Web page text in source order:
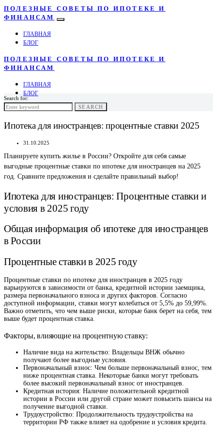
ПОЛЕЗНЫЕ СОВЕТЫ ПО ИПОТЕКЕ И
ФИНАНСАМ
ГЛАВНАЯ
БЛОГ
ПОЛЕЗНЫЕ СОВЕТЫ ПО ИПОТЕКЕ И
ФИНАНСАМ
ГЛАВНАЯ
БЛОГ
Search for:
SEARCH
Ипотека для иностранцев: процентные ставки 2025
31.10.2025
Планируете купить жилье в России? Откройте для себя самые
выгодные процентные ставки по ипотеке для иностранцев на 2025
год. Сравните предложения и сделайте правильный выбор!
Ипотека для иностранцев: Процентные ставки и
условия в 2025 году
Общая информация об ипотеке для иностранцев
в России
Процентные ставки в 2025 году
Процентные ставки по ипотеке для иностранцев в 2025 году
варьируются в зависимости от банка, кредитной истории заемщика,
размера первоначального взноса и других факторов. Согласно
доступной информации, ставки могут колебаться от 5,5% до 59,99%.
Важно отметить, что чем выше риски, которые банк берет на себя, тем
выше будет процентная ставка.
Факторы, влияющие на процентную ставку:
Наличие вида на жительство: Владельцы ВНЖ обычно
получают более выгодные условия.
Первоначальный взнос: Чем больше первоначальный взнос, тем
ниже процентная ставка. Некоторые банки могут требовать
более высокий первоначальный взнос от иностранцев.
Кредитная история: Наличие положительной кредитной
истории в России или другой стране может повысить шансы на
получение выгодной ставки.
Трудоустройство: Продолжительность трудоустройства на
территории РФ также влияет на одобрение и условия кредита.